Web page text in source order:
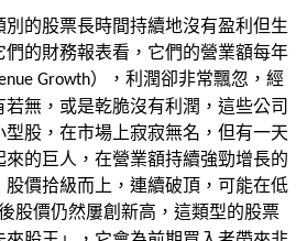
的股票長時間持續地沒有盈利但生
們的財務報表看，它們的營業額每年
Growth），利潤卻非常飄忽，經
無，或是乾脆沒有利潤，這些公司
股，在市場上寂寂無名，但有一天
的巨人，在營業額持續強勁增長的
股價拾級而上，連續破頂，可能在低
股價仍然屢創新高，這類型的股票